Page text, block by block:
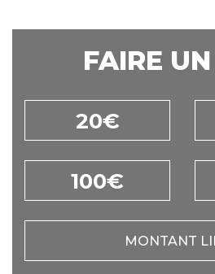
FAIRE
20€
100€
MONTANT